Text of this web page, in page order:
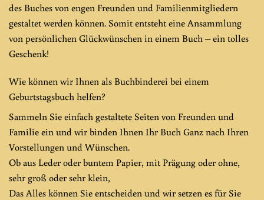
des Buches von engen Freunden und Familienmitgliedern
gestaltet werden können. Somit entsteht eine Ansammlung
von persönlichen Glückwünschen in einem Buch – ein tolles
Geschenk!
Wie können wir Ihnen als Buchbinderei bei einem
Geburtstagsbuch helfen?
Sammeln Sie einfach gestaltete Seiten von Freunden und
Familie ein und wir binden Ihnen Ihr Buch Ganz nach Ihren
Vorstellungen und Wünschen.
Ob aus Leder oder buntem Papier, mit Prägung oder ohne,
sehr groß oder sehr klein,
Das Alles können Sie entscheiden und wir setzen es für Sie